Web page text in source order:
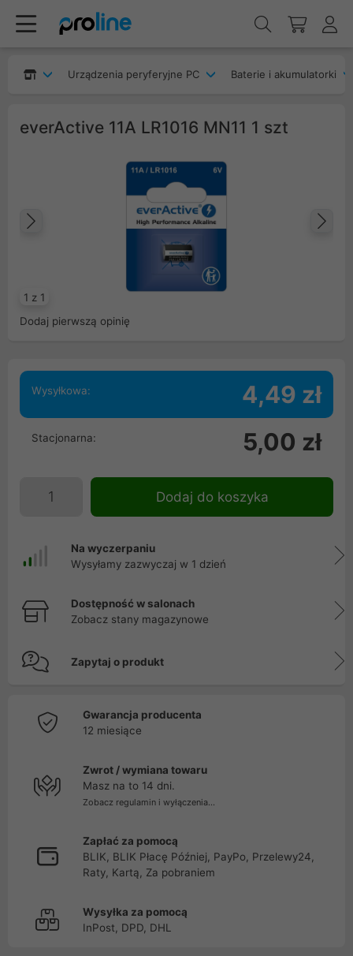
Urządzenia peryferyjne PC Baterie i akumulatorki
everActive 11A LR1016 MN11 1 szt
1 z 1
Poprzedni
Dodaj pierwszą opinię
Wysyłkowa: 4,49 zł
Stacjonarna: 5,00 zł
Dodaj do koszyka
Na wyczerpaniu
Wysyłamy zazwyczaj w 1 dzień
Dostępność w salonach
Zobacz stany magazynowe
Zapytaj o produkt
Gwarancja producenta
12 miesiące
Zwrot / wymiana towaru
Masz na to 14 dni.
Zobacz regulamin i wyłączenia...
Zapłać za pomocą
BLIK, BLIK Płacę Później, PayPo, Przelewy24,
Raty, Kartą, Za pobraniem
Wysyłka za pomocą
InPost, DPD, DHL